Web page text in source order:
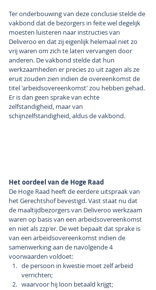
Ter onderbouwing van deze conclusie stelde de
vakbond dat de bezorgers in feite wel degelijk
moesten luisteren naar instructies van
Deliveroo en dat zij eigenlijk helemaal niet zo
vrij waren om zich te laten vervangen door
anderen. De vakbond stelde dat hun
werkzaamheden er precies zo uit zagen als ze
eruit zouden zien indien de overeenkomst de
titel 'arbeidsovereenkomst' zou hebben gehad.
Er is dan geen sprake van echte
zelfstandigheid, maar van
schijnzelfstandigheid, aldus de vakbond.
Het oordeel van de Hoge Raad
De Hoge Raad heeft de eerdere uitspraak van
het Gerechtshof bevestigd. Vast staat nu dat
de maaltijdbezorgers van Deliveroo werkzaam
waren op basis van een arbeidsovereenkomst
en niet als zzp'er. De wet bepaalt dat sprake is
van een arbeidsovereenkomst indien de
samenwerking aan de navolgende 4
voorwaarden voldoet:
de persoon in kwestie moet zelf arbeid
verrichten;
waarvoor hij loon betaald krijgt;